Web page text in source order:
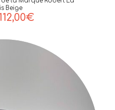
Beige
€Le
est :
112,00€.